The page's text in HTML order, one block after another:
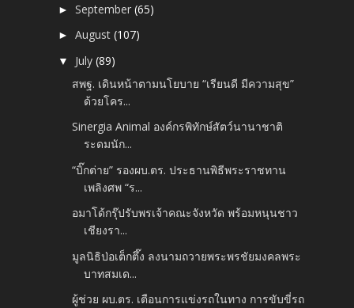
►September(65)
►August(107)
▼ July(89)
สพฐ. เดินหน้าตามนโยบาย “เรียนดี มีความสุข”
ด้วยโคร...
Sinergia Animal องค์กรพิทักษ์สัตว์นานาชาติ
ระดมนัก...
“บิ๊กต่าย” รองผบ.ตร. ประธานพิธีพระราชทาน
เพลิงศพ “ร...
อมาโด้กรุ๊ปรับพรเจ้าคณะจังหวัด พร้อมหนุนชาว
เชียงรา...
มูลนิธิป่อเต็กตึ๊ง ลงนามถวายพระพรชัยมงคลพระ
บาทสมเด...
ผู้ช่วย ผบ.ตร. เตือนการแข่งรถในทาง การขับขี่รถ